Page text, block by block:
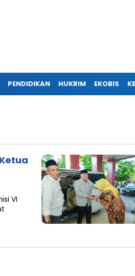
PENDIDIKAN HUKRIM EKOBIS
VI